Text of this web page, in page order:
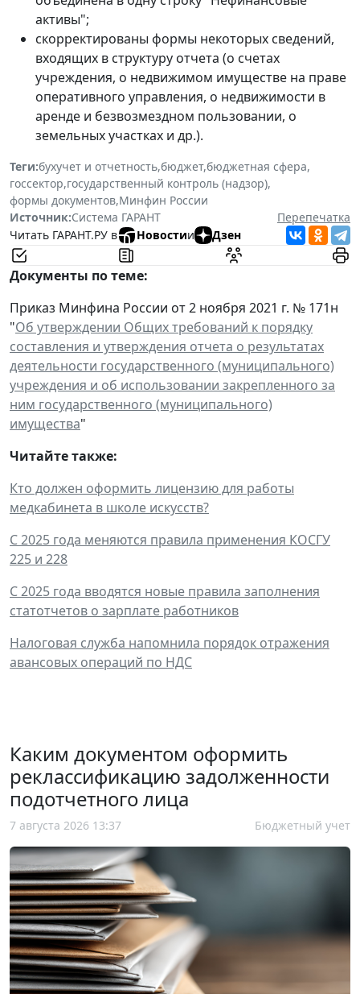
активы";
скорректированы формы некоторых сведений,
входящих в структуру отчета (о счетах
учреждения, о недвижимом имуществе на праве
оперативного управления, о недвижимости в
аренде и безвозмездном пользовании, о
земельных участках и др.).
Теги:бухучет и отчетность,бюджет,бюджетная сфера,
госсектор,государственный контроль (надзор),
формы документов,Минфин России
Источник:Система ГАРАНТ
Перепечатка
Читать ГАРАНТ.РУ в
Новостии Дзен
Документы по теме:
Приказ Минфина России от 2 ноября 2021 г. № 171н
"Об утверждении Общих требований к порядку
составления и утверждения отчета о результатах
деятельности государственного (муниципального)
учреждения и об использовании закрепленного за
ним государственного (муниципального)
имущества"
Читайте также:
Кто должен оформить лицензию для работы
медкабинета в школе искусств?
С 2025 года меняются правила применения КОСГУ
225 и 228
С 2025 года вводятся новые правила заполнения
статотчетов о зарплате работников
Налоговая служба напомнила порядок отражения
авансовых операций по НДС
Каким документом оформить
реклассификацию задолженности
подотчетного лица
7 августа 2026 13:37 Бюджетный учет